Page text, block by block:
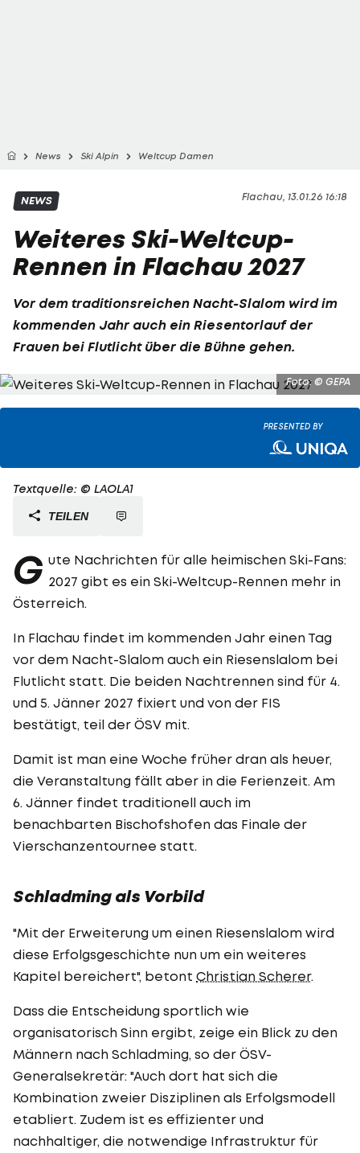
News Ski Alpin Weltcup Damen
Flachau, 13.01.26 16:18
NEWS
Weiteres Ski-Weltcup-
Rennen in Flachau 2027
Vor dem traditionsreichen Nacht-Slalom wird im
kommenden Jahr auch ein Riesentorlauf der
Frauen bei Flutlicht über die Bühne gehen.
Foto: © GEPA
PRESENTED BY
Textquelle: © LAOLA1
TEILEN
G ute Nachrichten für alle heimischen Ski-Fans:
2027 gibt es ein Ski-Weltcup-Rennen mehr in
Österreich.
In Flachau findet im kommenden Jahr einen Tag
vor dem Nacht-Slalom auch ein Riesenslalom bei
Flutlicht statt. Die beiden Nachtrennen sind für 4.
und 5. Jänner 2027 fixiert und von der FIS
bestätigt, teil der ÖSV mit.
Damit ist man eine Woche früher dran als heuer,
die Veranstaltung fällt aber in die Ferienzeit. Am
6. Jänner findet traditionell auch im
benachbarten Bischofshofen das Finale der
Vierschanzentournee statt.
Schladming als Vorbild
"Mit der Erweiterung um einen Riesenslalom wird
diese Erfolgsgeschichte nun um ein weiteres
Kapitel bereichert", betont Christian Scherer.
Dass die Entscheidung sportlich wie
organisatorisch Sinn ergibt, zeige ein Blick zu den
Männern nach Schladming, so der ÖSV-
Generalsekretär: "Auch dort hat sich die
Kombination zweier Disziplinen als Erfolgsmodell
etabliert. Zudem ist es effizienter und
nachhaltiger, die notwendige Infrastruktur für